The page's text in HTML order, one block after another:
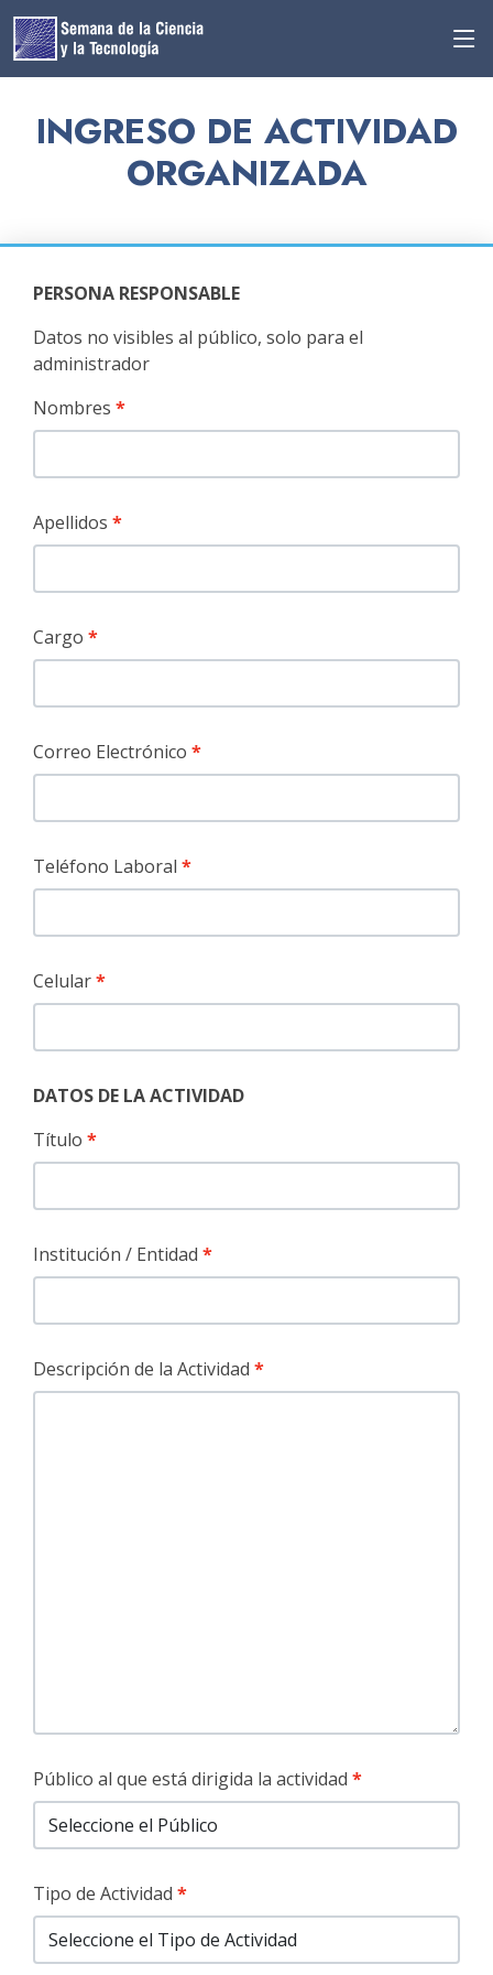
INGRESO DE ACTIVIDAD
ORGANIZADA
PERSONA RESPONSABLE
Datos no visibles al público, solo para el
administrador
Nombres
Apellidos
Cargo
Correo Electrónico
Teléfono Laboral
Celular
DATOS DE LA ACTIVIDAD
Título
Institución / Entidad
Descripción de la Actividad
Público al que está dirigida la actividad
Tipo de Actividad